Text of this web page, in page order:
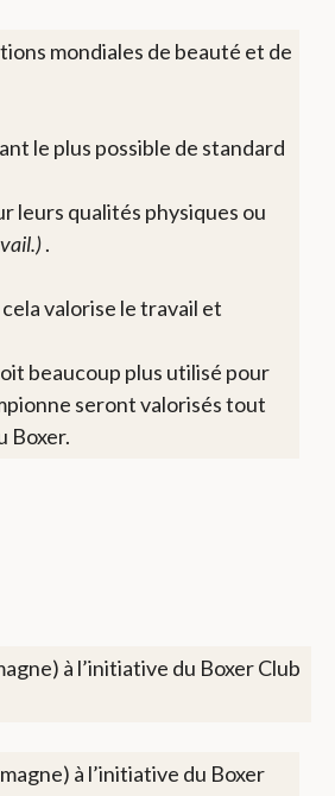
mondiales de beauté et de
le plus possible de standard
leurs qualités physiques ou
.
valorise le travail et
beaucoup plus utilisé pour
seront valorisés tout
Boxer.
à l’initiative du Boxer Club
à l’initiative du Boxer